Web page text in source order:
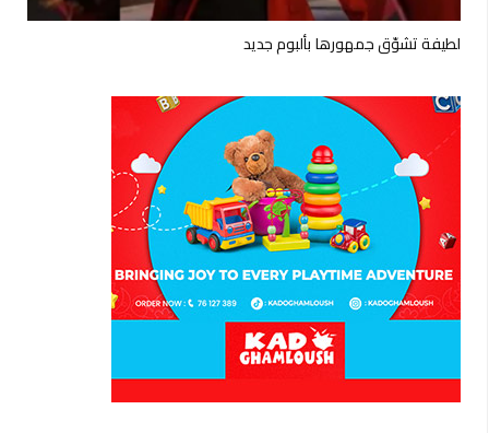
لطيفة تشوّق جمهورها بألبوم جديد